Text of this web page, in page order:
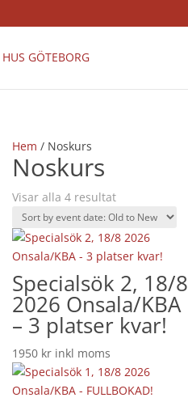
Hem / Noskurs
Noskurs
Visar alla 4 resultat
Specialsök 2, 18/8
2026 Onsala/KBA
– 3 platser kvar!
1950 kr inkl moms